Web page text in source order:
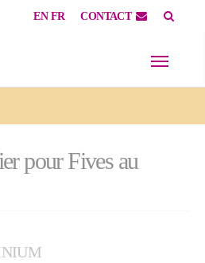
EN FR CONTACT
pour Fives au